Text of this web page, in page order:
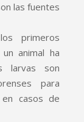
las fuentes
primeros
animal ha
larvas son
para
casos de